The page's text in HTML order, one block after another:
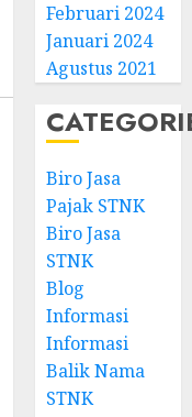
Februari 2024
Januari 2024
Agustus 2021
Biro Jasa
Pajak STNK
Biro Jasa
STNK
Blog
Informasi
Informasi
Balik Nama
STNK